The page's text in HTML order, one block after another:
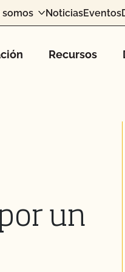
somos NoticiasEventos
Recursos
un